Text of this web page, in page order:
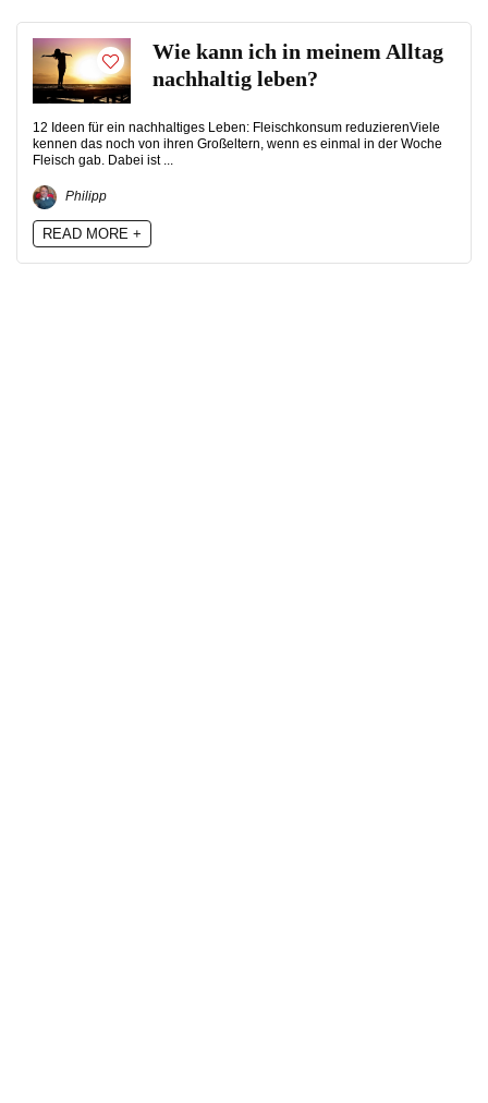
Wie kann ich in meinem Alltag
nachhaltig leben?
12 Ideen für ein nachhaltiges Leben: Fleischkonsum reduzierenViele
kennen das noch von ihren Großeltern, wenn es einmal in der Woche
Fleisch gab. Dabei ist ...
Philipp
READ MORE +